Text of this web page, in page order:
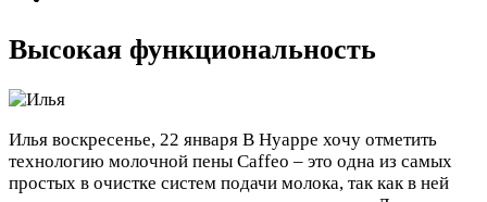
Высокая функциональность
Илья воскресенье, 22 января В Нуарре хочу отметить
технологию молочной пены Caffeo – это одна из самых
простых в очистке систем подачи молока, так как в ней